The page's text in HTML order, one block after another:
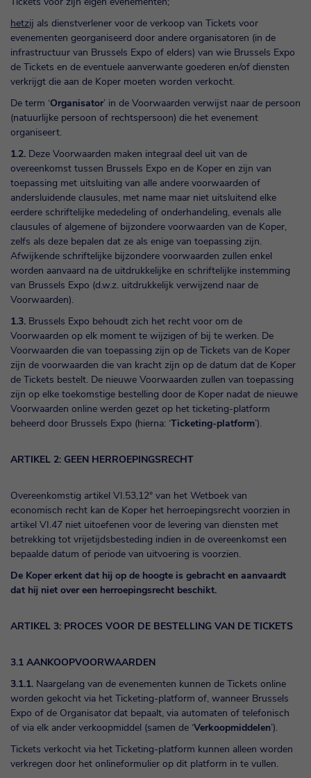
hetzij als dienstverlener voor de verkoop van Tickets voor
evenementen georganiseerd door andere organisatoren (in de
infrastructuur van Brussels Expo of elders) van wie Brussels Expo
de Tickets en de eventuele aanverwante goederen en/of diensten
verkrijgt die aan de Koper moeten worden verkocht.
De term ‘Organisator’ in de Voorwaarden verwijst naar de persoon
(natuurlijke persoon of rechtspersoon) die het evenement
organiseert.
1.2. Deze Voorwaarden maken integraal deel uit van de
overeenkomst tussen Brussels Expo en de Koper en zijn van
toepassing met uitsluiting van alle andere voorwaarden of
andersluidende clausules, met name maar niet uitsluitend elke
eerdere schriftelijke mededeling of onderhandeling, evenals alle
clausules of algemene of bijzondere voorwaarden van de Koper,
zelfs als deze bepalen dat ze als enige van toepassing zijn.
Afwijkende schriftelijke bijzondere voorwaarden zullen enkel
worden aanvaard na de uitdrukkelijke en schriftelijke instemming
van Brussels Expo (d.w.z. uitdrukkelijk verwijzend naar de
Voorwaarden).
1.3. Brussels Expo behoudt zich het recht voor om de
Voorwaarden op elk moment te wijzigen of bij te werken. De
Voorwaarden die van toepassing zijn op de Tickets van de Koper
zijn de voorwaarden die van kracht zijn op de datum dat de Koper
de Tickets bestelt. De nieuwe Voorwaarden zullen van toepassing
zijn op elke toekomstige bestelling door de Koper nadat de nieuwe
Voorwaarden online werden gezet op het ticketing-platform
beheerd door Brussels Expo (hierna: ‘Ticketing-platform’).
ARTIKEL 2: GEEN HERROEPINGSRECHT
Overeenkomstig artikel VI.53,12° van het Wetboek van
economisch recht kan de Koper het herroepingsrecht voorzien in
artikel VI.47 niet uitoefenen voor de levering van diensten met
betrekking tot vrijetijdsbesteding indien in de overeenkomst een
bepaalde datum of periode van uitvoering is voorzien.
De Koper erkent dat hij op de hoogte is gebracht en aanvaardt
dat hij niet over een herroepingsrecht beschikt.
ARTIKEL 3: PROCES VOOR DE BESTELLING VAN DE TICKETS
3.1 AANKOOPVOORWAARDEN
3.1.1. Naargelang van de evenementen kunnen de Tickets online
worden gekocht via het Ticketing-platform of, wanneer Brussels
Expo of de Organisator dat bepaalt, via automaten of telefonisch
of via elk ander verkoopmiddel (samen de ‘Verkoopmiddelen’).
Tickets verkocht via het Ticketing-platform kunnen alleen worden
verkregen door het onlineformulier op dit platform in te vullen.